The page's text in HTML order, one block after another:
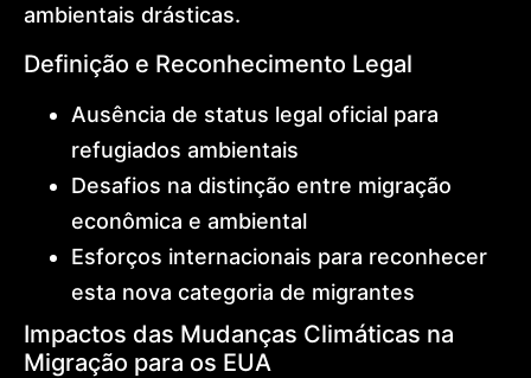
Dr.
Lohan
Gonçalves
News
Contact
ambientais drásticas.
Definição e Reconhecimento Legal
Ausência de status legal oficial para
refugiados ambientais
Desafios na distinção entre migração
econômica e ambiental
Esforços internacionais para reconhecer
esta nova categoria de migrantes
Impactos das Mudanças Climáticas na
Migração para os EUA